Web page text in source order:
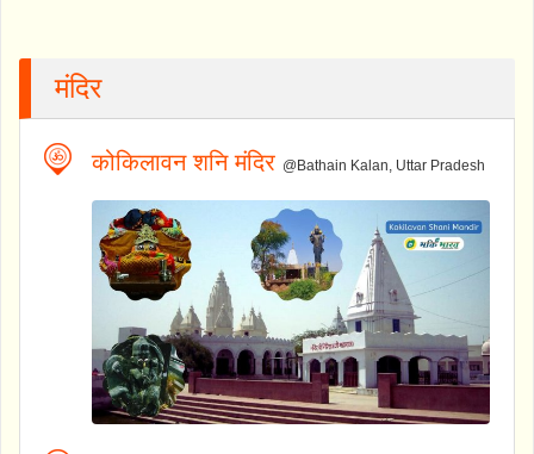
मंदिर
कोकिलावन शनि मंदिर @Bathain Kalan, Uttar Pradesh